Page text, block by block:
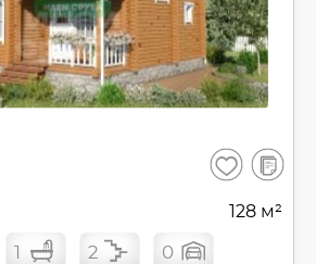
Сохранить
В
128 м²
1 2 0